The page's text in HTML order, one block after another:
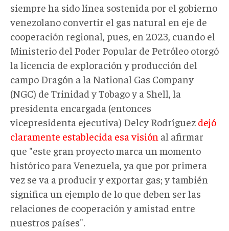
siempre ha sidolínea sostenida por el gobierno
venezolano convertir el gas natural en eje de
cooperación regional, pues, en 2023, cuando el
Ministerio del Poder Popular de Petróleo otorgó
la licencia de exploración y producción del
campo Dragón a la National Gas Company
(NGC) de Trinidad y Tobago y a Shell, la
presidenta encargada (entonces
vicepresidenta ejecutiva) Delcy Rodríguez dejó
claramente establecida esa visión al afirmar
que "este gran proyecto marca un momento
histórico para Venezuela, ya que por primera
vez se va a producir y exportar gas; y también
significa un ejemplo de lo que deben ser las
relaciones de cooperación y amistad entre
nuestros países".